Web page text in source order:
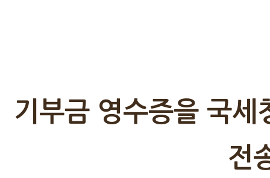
기부금 영수증을 국세
전